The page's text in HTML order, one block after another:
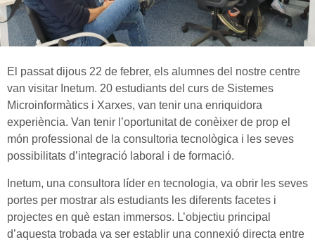
El passat dijous 22 de febrer, els alumnes del nostre centre
van visitar Inetum. 20 estudiants del curs de Sistemes
Microinformàtics i Xarxes, van tenir una enriquidora
experiència. Van tenir l’oportunitat de conèixer de prop el
món professional de la consultoria tecnològica i les seves
possibilitats d’integració laboral i de formació.
Inetum, una consultora líder en tecnologia, va obrir les seves
portes per mostrar als estudiants les diferents facetes i
projectes en què estan immersos. L’objectiu principal
d’aquesta trobada va ser establir una connexió directa entre